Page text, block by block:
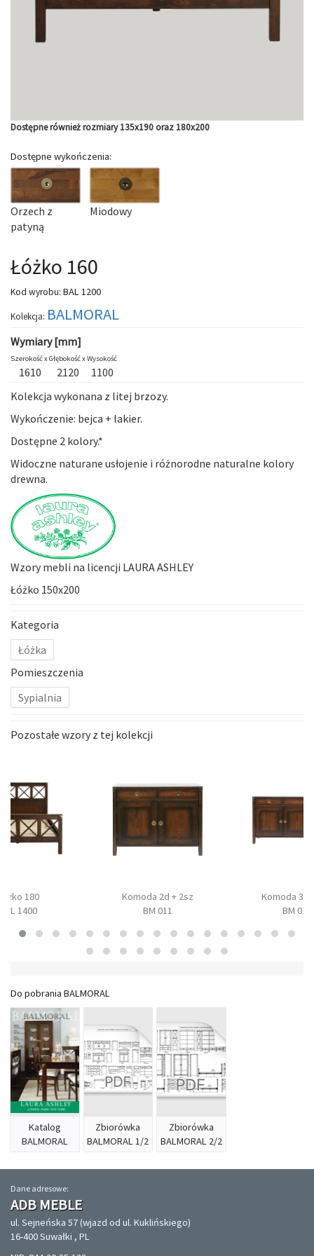
Dostępne również rozmiary 135x190 oraz 180x200
Dostępne wykończenia:
Orzech z
patyną
Miodowy
Łóżko 160
Kod wyrobu: BAL 1200
Kolekcja: BALMORAL
Wymiary [mm]
Szerokość xGłębokość xWysokość
1610 2120
1100
Kolekcja wykonana z litej brzozy.
Wykończenie: bejca + lakier.
Dostępne 2 kolory.*
Widoczne naturane usłojenie i różnorodne naturalne kolory
drewna.
Wzory mebli na licencji LAURA ASHLEY
Łóżko 150x200
Kategoria
Łóżka
Pomieszczenia
Sypialnia
Pozostałe wzory z tej kolekcji
180
1400
Komoda 2d + 2sz
BM 011
Komoda 3d
BM 017
Do pobrania BALMORAL
Katalog
BALMORAL
Zbiorówka
BALMORAL 1/2
Zbiorówka
BALMORAL 2/2
Dane adresowe:
ADB MEBLE
ul. Sejneńska 57 (wjazd od ul. Kuklińskiego)
16-400 Suwałki , PL